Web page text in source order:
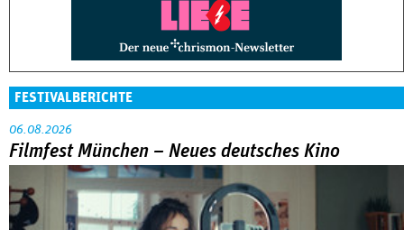
FESTIVALBERICHTE
06.08.2026
Filmfest München – Neues deutsches Kino